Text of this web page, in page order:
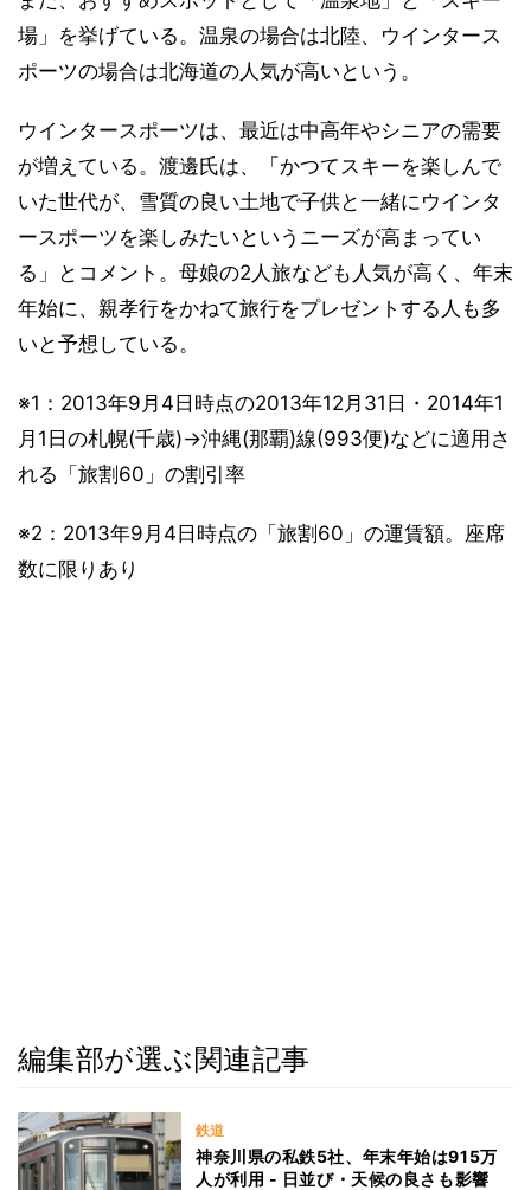
場」を挙げている。温泉の場合は北陸、ウインタース
ポーツの場合は北海道の人気が高いという。
ウインタースポーツは、最近は中高年やシニアの需要
が増えている。渡邊氏は、「かつてスキーを楽しんで
いた世代が、雪質の良い土地で子供と一緒にウインタ
ースポーツを楽しみたいというニーズが高まってい
る」とコメント。母娘の2人旅なども人気が高く、年末
年始に、親孝行をかねて旅行をプレゼントする人も多
いと予想している。
※1：2013年9月4日時点の2013年12月31日・2014年1
月1日の札幌(千歳)→沖縄(那覇)線(993便)などに適用さ
れる「旅割60」の割引率
※2：2013年9月4日時点の「旅割60」の運賃額。座席
数に限りあり
編集部が選ぶ関連記事
鉄道
神奈川県の私鉄5社、年末年始は915万
人が利用 - 日並び・天候の良さも影響